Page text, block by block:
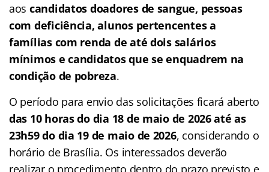
aos candidatos doadores de sangue, pessoas
com deficiência, alunos pertencentes a
famílias com renda de até dois salários
mínimos e candidatos que se enquadrem na
condição de pobreza.
O período para envio das solicitações ficará aberto
das 10 horas do dia 18 de maio de 2026 até as
23h59 do dia 19 de maio de 2026, considerando o
horário de Brasília. Os interessados deverão